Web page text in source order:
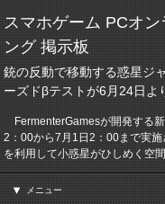
スマホゲーム PCオ
ング 掲示板
銃の反動で移動する惑星ジ
ーズドβテストが6月24日よ
FermenterGamesが開発する
2：00から7月1日2：00まで実
を利用して小惑星がひしめく空間
メニュー